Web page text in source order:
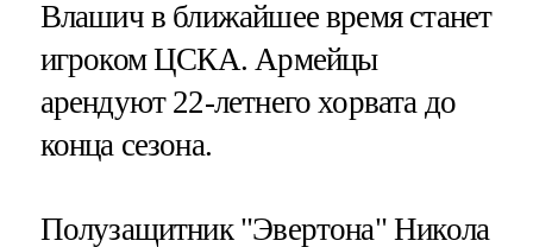
Влашич в ближайшее время станет
игроком ЦСКА. Армейцы
арендуют 22-летнего хорвата до
конца сезона.
Полузащитник "Эвертона" Никола